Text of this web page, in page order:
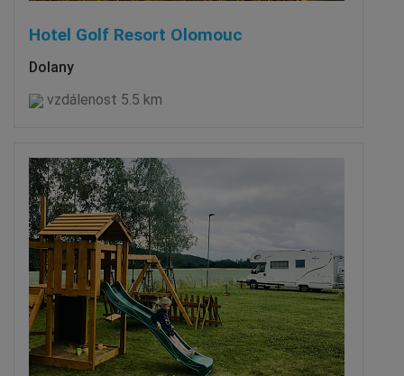
Hotel Golf Resort Olomouc
Dolany
vzdálenost 5.5 km